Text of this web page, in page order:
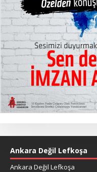
Ankara Değil Lefkoşa
Ankara Değil Lefkoşa